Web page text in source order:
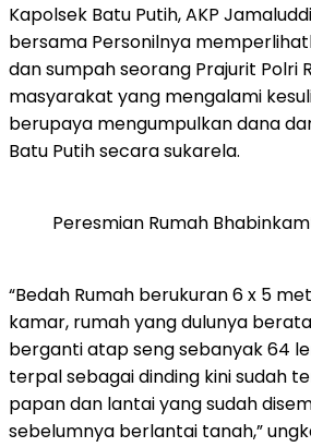
Kapolsek Batu Putih, AKP
bersama Personilnya
dan sumpah seorang Prajurit Polri
masyarakat yang mengalami
berupaya mengumpulkan dana
Batu Putih secara sukarela.
Peresmian Rumah
“Bedah Rumah berukuran 6 x 5
kamar, rumah yang dulunya
berganti atap seng sebanyak 64
terpal sebagai dinding kini sudah
papan dan lantai yang sudah
sebelumnya berlantai tanah,”